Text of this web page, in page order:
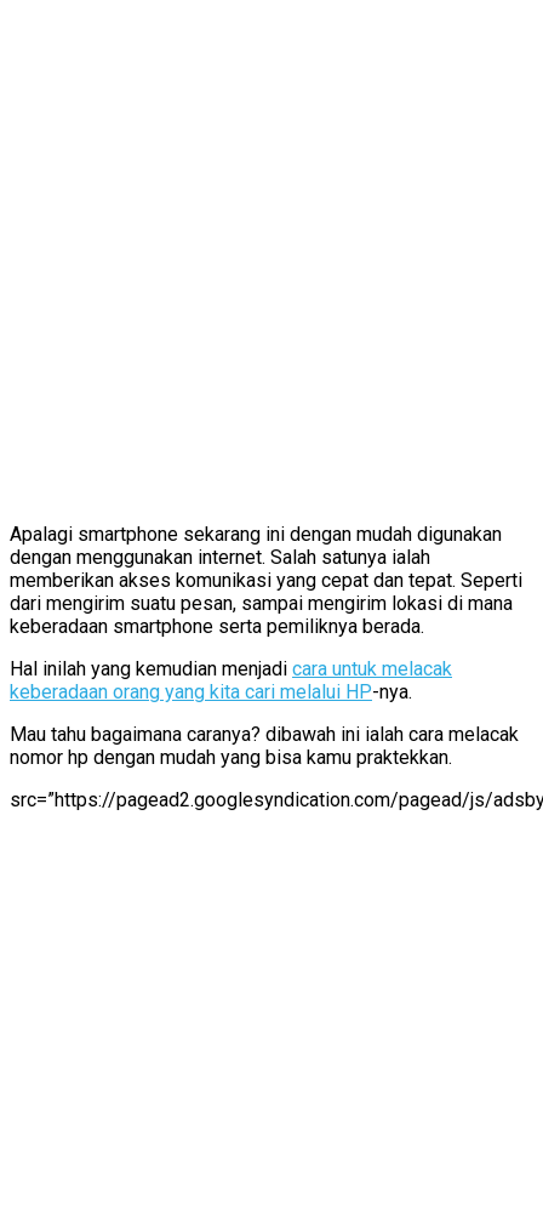
Apalagi smartphone sekarang ini dengan mudah digunakan
dengan menggunakan internet. Salah satunya ialah
memberikan akses komunikasi yang cepat dan tepat. Seperti
dari mengirim suatu pesan, sampai mengirim lokasi di mana
keberadaan smartphone serta pemiliknya berada.
Hal inilah yang kemudian menjadi cara untuk melacak
keberadaan orang yang kita cari melalui HP-nya.
Mau tahu bagaimana caranya? dibawah ini ialah cara melacak
nomor hp dengan mudah yang bisa kamu praktekkan.
src=”https://pagead2.googlesyndication.com/pagead/js/